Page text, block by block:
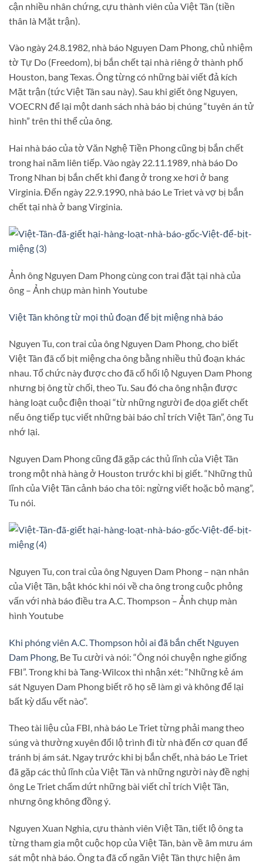
cận nhiều nhân chứng, cựu thành viên của Việt Tân (tiền
thân là Mặt trận).
Vào ngày 24.8.1982, nhà báo Nguyen Dam Phong, chủ nhiệm
tờ Tự Do (Freedom), bị bắn chết tại nhà riêng ở thành phố
Houston, bang Texas. Ông từng có những bài viết đả kích
Mặt trận (tức Việt Tân sau này). Sau khi giết ông Nguyen,
VOECRN để lại một danh sách nhà báo bị chúng “tuyên án tử
hình” trên thi thể của ông.
Hai nhà báo của tờ Văn Nghệ Tiền Phong cũng bị bắn chết
trong hai năm liên tiếp. Vào ngày 22.11.1989, nhà báo Do
Trong Nhan bị bắn chết khi đang ở trong xe hơi ở bang
Virginia. Đến ngày 22.9.1990, nhà báo Le Triet và vợ bị bắn
chết tại nhà ở bang Virginia.
Ảnh ông Nguyen Dam Phong cùng con trai đặt tại nhà của
ông – Ảnh chụp màn hình Youtube
Việt Tân không từ mọi thủ đoạn để bịt miệng nhà báo
Nguyen Tu, con trai của ông Nguyen Dam Phong, cho biết
Việt Tân đã cố bịt miệng cha ông bằng nhiều thủ đoạn khác
nhau. Tổ chức này được cho đã cố hối lộ Nguyen Dam Phong
nhưng bị ông từ chối, theo Tu. Sau đó cha ông nhận được
hàng loạt cuộc điện thoại “từ những người đe dọa giết chết
nếu ông tiếp tục viết những bài báo chỉ trích Việt Tân”, ông Tu
nhớ lại.
Nguyen Dam Phong cũng đã gặp các thủ lĩnh của Việt Tân
trong một nhà hàng ở Houston trước khi bị giết. “Những thủ
lĩnh của Việt Tân cảnh báo cha tôi: ngừng viết hoặc bỏ mạng”,
Tu nói.
Nguyen Tu, con trai của ông Nguyen Dam Phong – nạn nhân
của Việt Tân, bật khóc khi nói về cha ông trong cuộc phỏng
vấn với nhà báo điều tra A.C. Thompson – Ảnh chụp màn
hình Youtube
Khi phóng viên A.C. Thompson hỏi ai đã bắn chết Nguyen
Dam Phong , Be Tu cười và nói: “Ông nói chuyện nghe giống
FBI”. Trong khi bà Tang-Wilcox thì nhận xét: “Những kẻ ám
sát Nguyen Dam Phong biết rõ họ sẽ làm gì và không để lại
bất kỳ dấu vết nào”.
Theo tài liệu của FBI, nhà báo Le Triet từng phải mang theo
súng và thường xuyên đổi lộ trình đi từ nhà đến cơ quan để
tránh bị ám sát. Ngay trước khi bị bắn chết, nhà báo Le Triet
đã gặp các thủ lĩnh của Việt Tân và những người này đề nghị
ông Le Triet chấm dứt những bài viết chỉ trích Việt Tân,
nhưng ông không đồng ý.
Nguyen Xuan Nghia, cựu thành viên Việt Tân, tiết lộ ông ta
từng tham gia một cuộc họp của Việt Tân, bàn về âm mưu ám
sát một nhà báo. Ông ta đã cố ngăn Việt Tân thực hiện âm